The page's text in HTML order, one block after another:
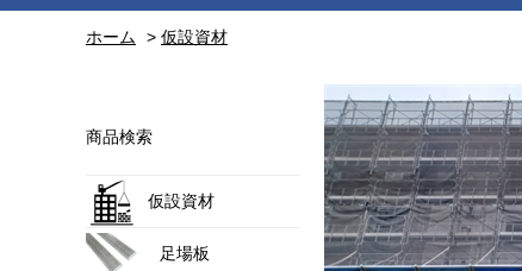
ホーム > 仮設資材
商品検索
仮設資材
足場板